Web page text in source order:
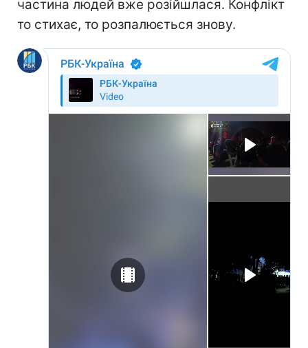
частина людей вже розійшлася. Конфлікт
то стихає, то розпалюється знову.